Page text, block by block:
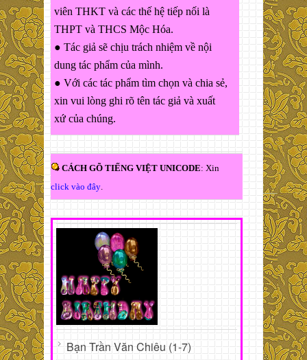
viên THKT và các thế hệ tiếp nối là
THPT và THCS Mộc Hóa.
● Tác giả sẽ chịu trách nhiệm về nội
dung tác phẩm của mình.
● Với các tác phẩm tìm chọn và chia sẻ,
xin vui lòng ghi rõ tên tác giả và xuất
xứ của chúng.
CÁCH GÕ TIẾNG VIỆT UNICODE: Xin
click vào đây
Bạn Trần Văn Chiêu (1-7)